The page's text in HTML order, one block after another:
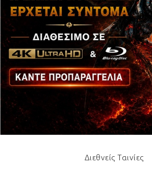
Διεθνείς Ταινίες